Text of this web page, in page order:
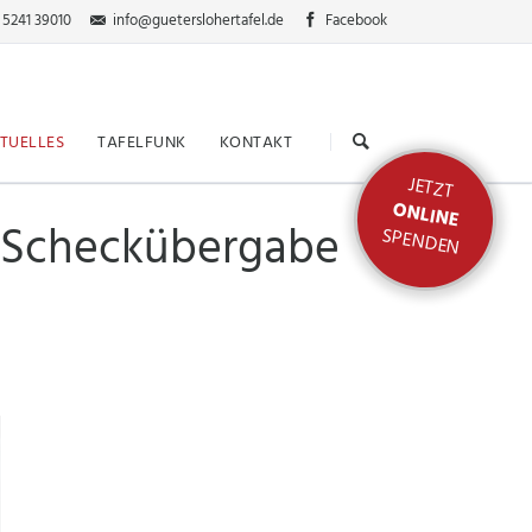
39010 info@gueterslohertafel.de Facebook
TAFELFUNK KONTAKT
JETZT
ONLINE
SPENDEN